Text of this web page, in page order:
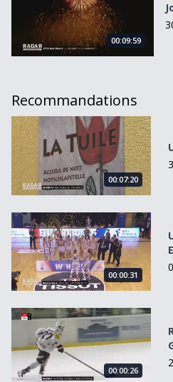
00:09:59
Recommandations
Une vague de précarité
00:07:20
Une coupe de plus pour Elfic
00:00:31
Rentrée réussie pour Gottéron
00:00:26